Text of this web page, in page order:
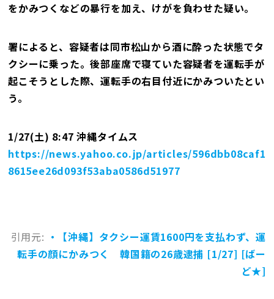
をかみつくなどの暴行を加え、けがを負わせた疑い。
署によると、容疑者は同市松山から酒に酔った状態でタ
クシーに乗った。後部座席で寝ていた容疑者を運転手が
起こそうとした際、運転手の右目付近にかみついたとい
う。
1/27(土) 8:47 沖縄タイムス
https://news.yahoo.co.jp/articles/596dbb08caf1
8615ee26d093f53aba0586d51977
引用元: ・【沖縄】タクシー運賃1600円を支払わず、運
転手の顔にかみつく 韓国籍の26歳逮捕 [1/27] [ばー
ど★]